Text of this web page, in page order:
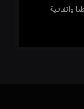
واتفاقية